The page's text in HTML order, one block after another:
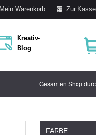
Mein Warenkorb Zur Kasse
Kreativ-
Blog
FARBE